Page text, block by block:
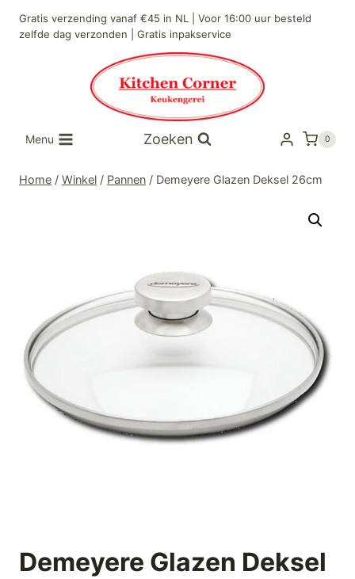
naar
Gratis verzending vanaf €45 in NL | Voor 16:00 uur besteld
zelfde dag verzonden | Gratis inpakservice
Menu Zoeken 0
Home / Winkel / Pannen / Demeyere Glazen Deksel 26cm
Demeyere Glazen Deksel